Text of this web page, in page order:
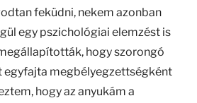
feküdni, nekem azonban
egy pszichológiai elemzést is
hogy szorongó
egyfajta megbélyegzettségként
hogy az anyukám a